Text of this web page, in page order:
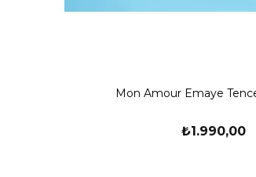
Mon Amour Emaye
₺1.990,00